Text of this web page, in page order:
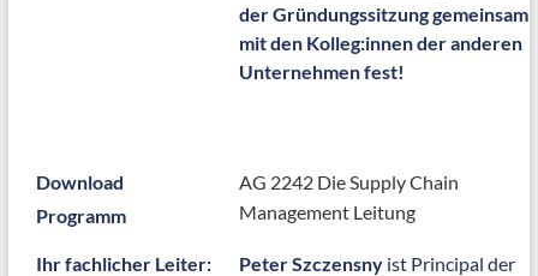
der Gründungssitzung gemeinsam
mit den Kolleg:innen der anderen
Unternehmen fest!
Download
Programm
AG 2242 Die Supply Chain
Management Leitung
Ihr fachlicher Leiter: Peter Szczensnyist Principal der